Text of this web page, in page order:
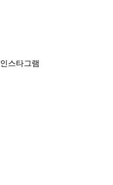
인스타그램